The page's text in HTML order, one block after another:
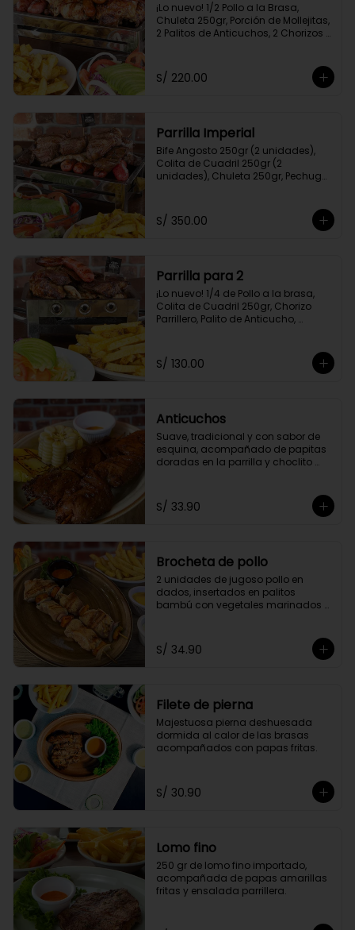
¡Lo nuevo! 1/2 Pollo a la Brasa,
Chuleta 250gr, Porción de Mollejitas,
2 Palitos de Anticuchos, 2 Chorizos
de Papas Amarillas Fritas y
Ensalada Parrillera.
S/ 220.00
Parrilla Imperial
Bife Angosto 250gr (2 unidades),
Colita de Cuadril 250gr (2
unidades), Chuleta 250gr, Pechuga
Champiñones, Porción de Papa
Amarilla Frita y Ensalada Parrillera
S/ 350.00
Parrilla para 2
¡Lo nuevo! 1/4 de Pollo a la brasa,
Colita de Cuadril 250gr, Chorizo
Parrillero, Palito de Anticucho,
Parrillera.
S/ 130.00
Anticuchos
Suave, tradicional y con sabor de
esquina, acompañado de papitas
doradas en la parrilla y choclito
S/ 33.90
Brocheta de pollo
2 unidades de jugoso pollo en
dados, insertados en palitos
bambú con vegetales marinados
S/ 34.90
Filete de pierna
Majestuosa pierna deshuesada
dormida al calor de las brasas
acompañados con papas fritas.
S/ 30.90
Lomo fino
250 gr de lomo fino importado,
acompañada de papas amarillas
fritas y ensalada parrillera.